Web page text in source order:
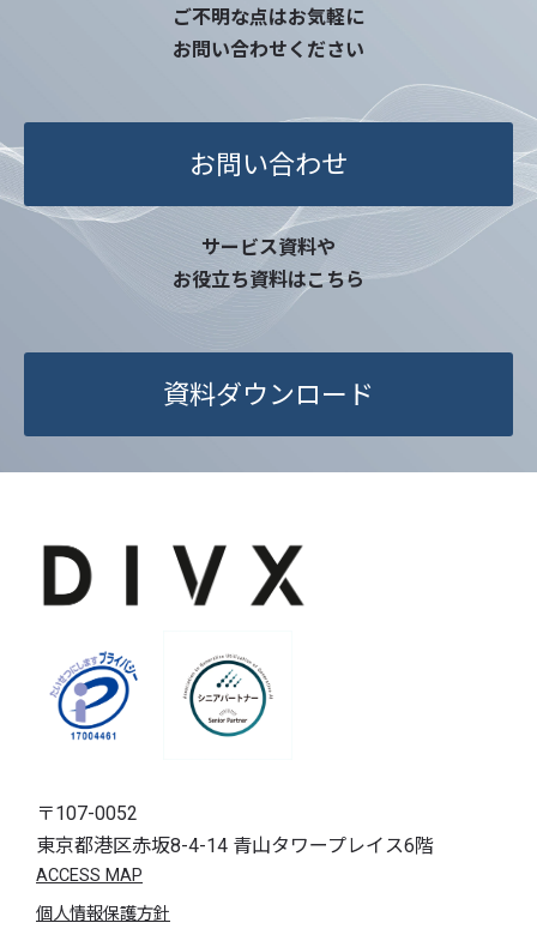
4. 個人情報取扱いの委託
当社は事業運営上、前項に定める利用目的の
範囲に限り、個人情報を外部に委託することが
あります。この場合、個人情報保護水準の高い
委託先を選定し、個人情報の適正管理・機密保
持についての契約を交わし、適切な管理を実施
させます。
5. 個人情報の開示等の請求
正・追加・削除、利用の停止または消去、第三
者への提供の停止）に関して、下記の当社問合
わせ窓口に申し出ることができます。その際、
当社はお客様ご本人を確認させていただいたう
ただし、申請が本人確認不可能な場合や、個人
情報保護法の定める要件を満たさない場合等に
より、ご希望に添えない場合があります。 な
ついては、原則として開示等はいたしません。
6. 個人情報を提供されることの任意性につい
うかは任意によるものです。ただし、必要な項
目をいただけない場合、適切な対応ができない
場合があります。
ご不明な点はお気軽に
お問い合わせください
お問い合わせ
サービス資料や
お役立ち資料はこちら
資料ダウンロード
〒107-0052
東京都港区赤坂8-4-14 青山タワープレイス6階
ACCESS MAP
個人情報保護方針